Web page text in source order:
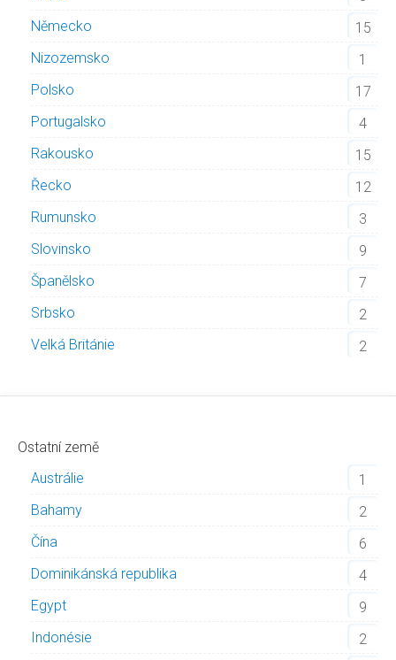
Německo
15
Nizozemsko
1
Polsko
17
Portugalsko
4
Rakousko
15
Řecko
12
Rumunsko
3
Slovinsko
9
Španělsko
7
Srbsko
2
Velká Británie
2
Ostatní země
Austrálie
1
Bahamy
2
Čína
6
Dominikánská republika
4
Egypt
9
Indonésie
2